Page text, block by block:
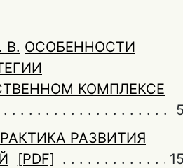
В. ОСОБЕННОСТИ
КОМПЛЕКСЕ
5
РАЗВИТИЯ
[PDF]
15